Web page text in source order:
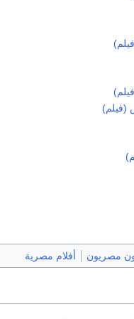
(فيلم)
مصريون أفلام مصرية